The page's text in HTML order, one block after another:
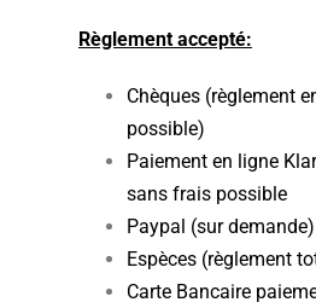
Règlement accepté:
Chèques (règlement
possible)
Paiement en ligne
sans frais possible
Paypal (sur demande)
Espèces (règlement
Carte Bancaire